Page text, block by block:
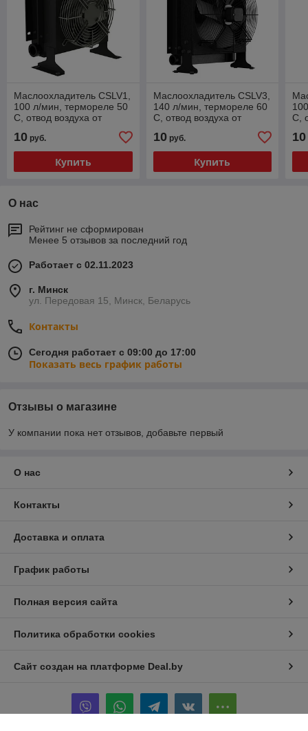
Маслоохладитель CSLV1,
100 л/мин, термореле 50
С, отвод воздуха от
220/380 В
10 руб.
Купить
Маслоохладитель CSLV3,
140 л/мин, термореле 60
С, отвод воздуха от
220/380 В
10руб.
Купить
С,
10
О нас
Рейтинг не сформирован
Менее 5 отзывов за последний год
Работает с 02.11.2023
г. Минск
ул. Передовая 15, Минск, Беларусь
Контакты
Сегодня работает с 09:00 до 17:00
Показать весь график работы
Отзывы о магазине
У компании пока нет отзывов, добавьте первый
О нас
Контакты
Доставка и оплата
График работы
Полная версия сайта
Политика обработки cookies
Сайт создан на платформе Deal.by